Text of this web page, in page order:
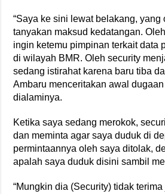
“Saya ke sini lewat belakang, yang
tanyakan maksud kedatangan.
ingin ketemu pimpinan terkait data
di wilayah BMR. Oleh security
sedang istirahat karena baru tiba
Ambaru menceritakan awal
dialaminya.
Ketika saya sedang merokok,
dan meminta agar saya duduk di
permintaannya oleh saya ditolak,
apalah saya duduk disini sambil
“Mungkin dia (Security) tidak